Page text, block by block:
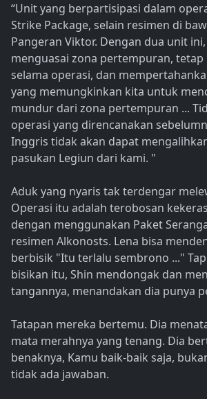
“Unit yang berpartisipasi dalam
Strike Package, selain resimen di
Pangeran Viktor. Dengan dua unit
menguasai zona pertempuran,
selama operasi, dan
yang memungkinkan kita untuk
mundur dari zona pertempuran ...
operasi yang direncanakan
Inggris tidak akan dapat
pasukan Legiun dari kami. "
Aduk yang nyaris tak terdengar
Operasi itu adalah terobosan
dengan menggunakan Paket
resimen Alkonosts. Lena bisa
berbisik "Itu terlalu sembrono ..."
bisikan itu, Shin mendongak dan
tangannya, menandakan dia punya
Tatapan mereka bertemu. Dia
mata merahnya yang tenang. Dia
benaknya, Kamu baik-baik saja,
tidak ada jawaban.